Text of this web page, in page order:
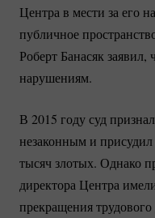
Центра в мести за его
публичное
Роберт Банасяк
нарушениям.
В 2015 году суд
незаконным и
тысяч злотых. Однако
директора Центра
прекращения трудового